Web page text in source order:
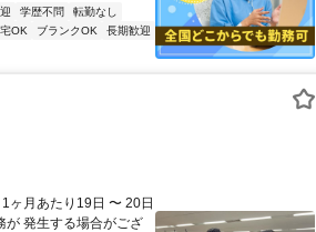
学歴不問
転勤なし
OK ブランクOK
長期歓迎
ヶ月あたり19日 〜 20日
発生する場合がござ